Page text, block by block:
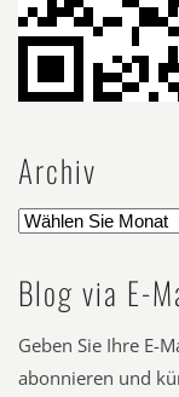
Archiv
Blog via E-
Geben Sie Ihre E-
abonnieren und